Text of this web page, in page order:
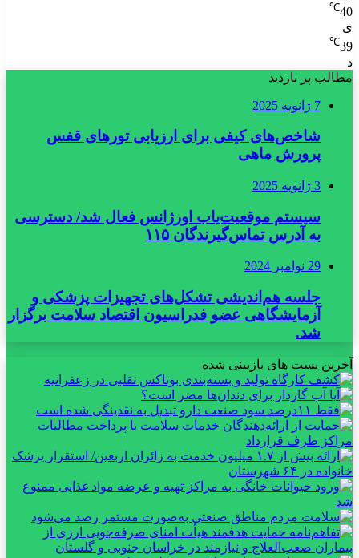
40
℃
ی
39
℃
د
مطالب پر بازدید
7 ژانویه 2025
شاخص‌های کیفی برای ارزیابی تورهای قفس
پرورش ماهی
3 ژانویه 2025
سیستم موقعیت‌یاب اورژانس فعال شد/ دسترسی
به آدرس تماس‌گیرندگان ۱۱۵
29 نوامبر 2024
جلسه هم‌اندیشی تشکل‌های تجهیزات پزشکی و
آزمایشگاهی عضو فدراسیون اقتصاد سلامت برگزار
شد.
آخرین پست های بازبینی شده